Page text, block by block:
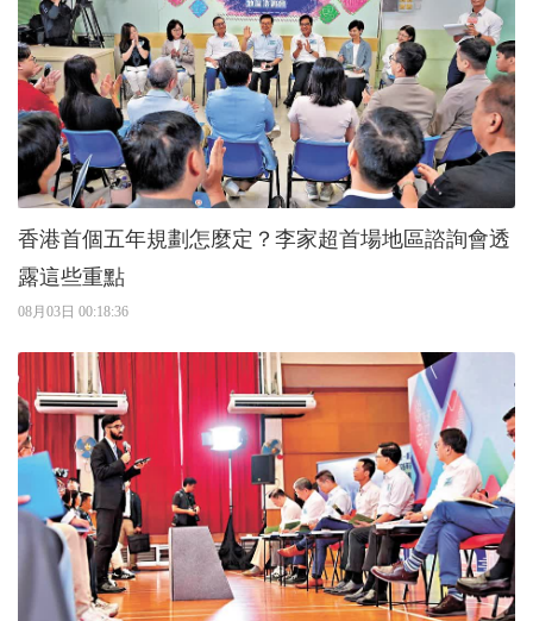
香港首個五年規劃怎麼定？李家超首場地區諮詢會透
露這些重點
08月03日 00:18:36